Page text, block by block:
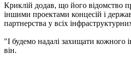
Криклій додав, що його відомство
іншими проектами концесій і
партнерства у всіх
"І будемо надалі захищати кожного
він.